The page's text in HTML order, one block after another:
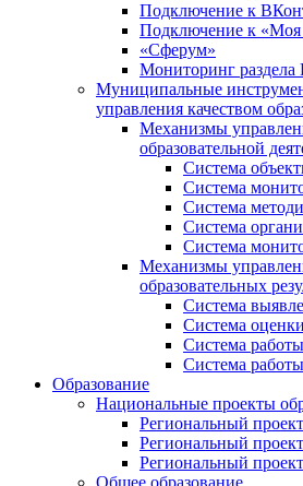
Подключение к
Подключение к «Моя
«Сферум»
Мониторинг раздела
Муниципальные
управления качеством
Механизмы
образовательной
Система
Система
Система
Система
Система
Механизмы
образовательных
Система
Система
Система
Система
Образование
Национальные проекты
Региональный
Региональный
Региональный
Общее образование